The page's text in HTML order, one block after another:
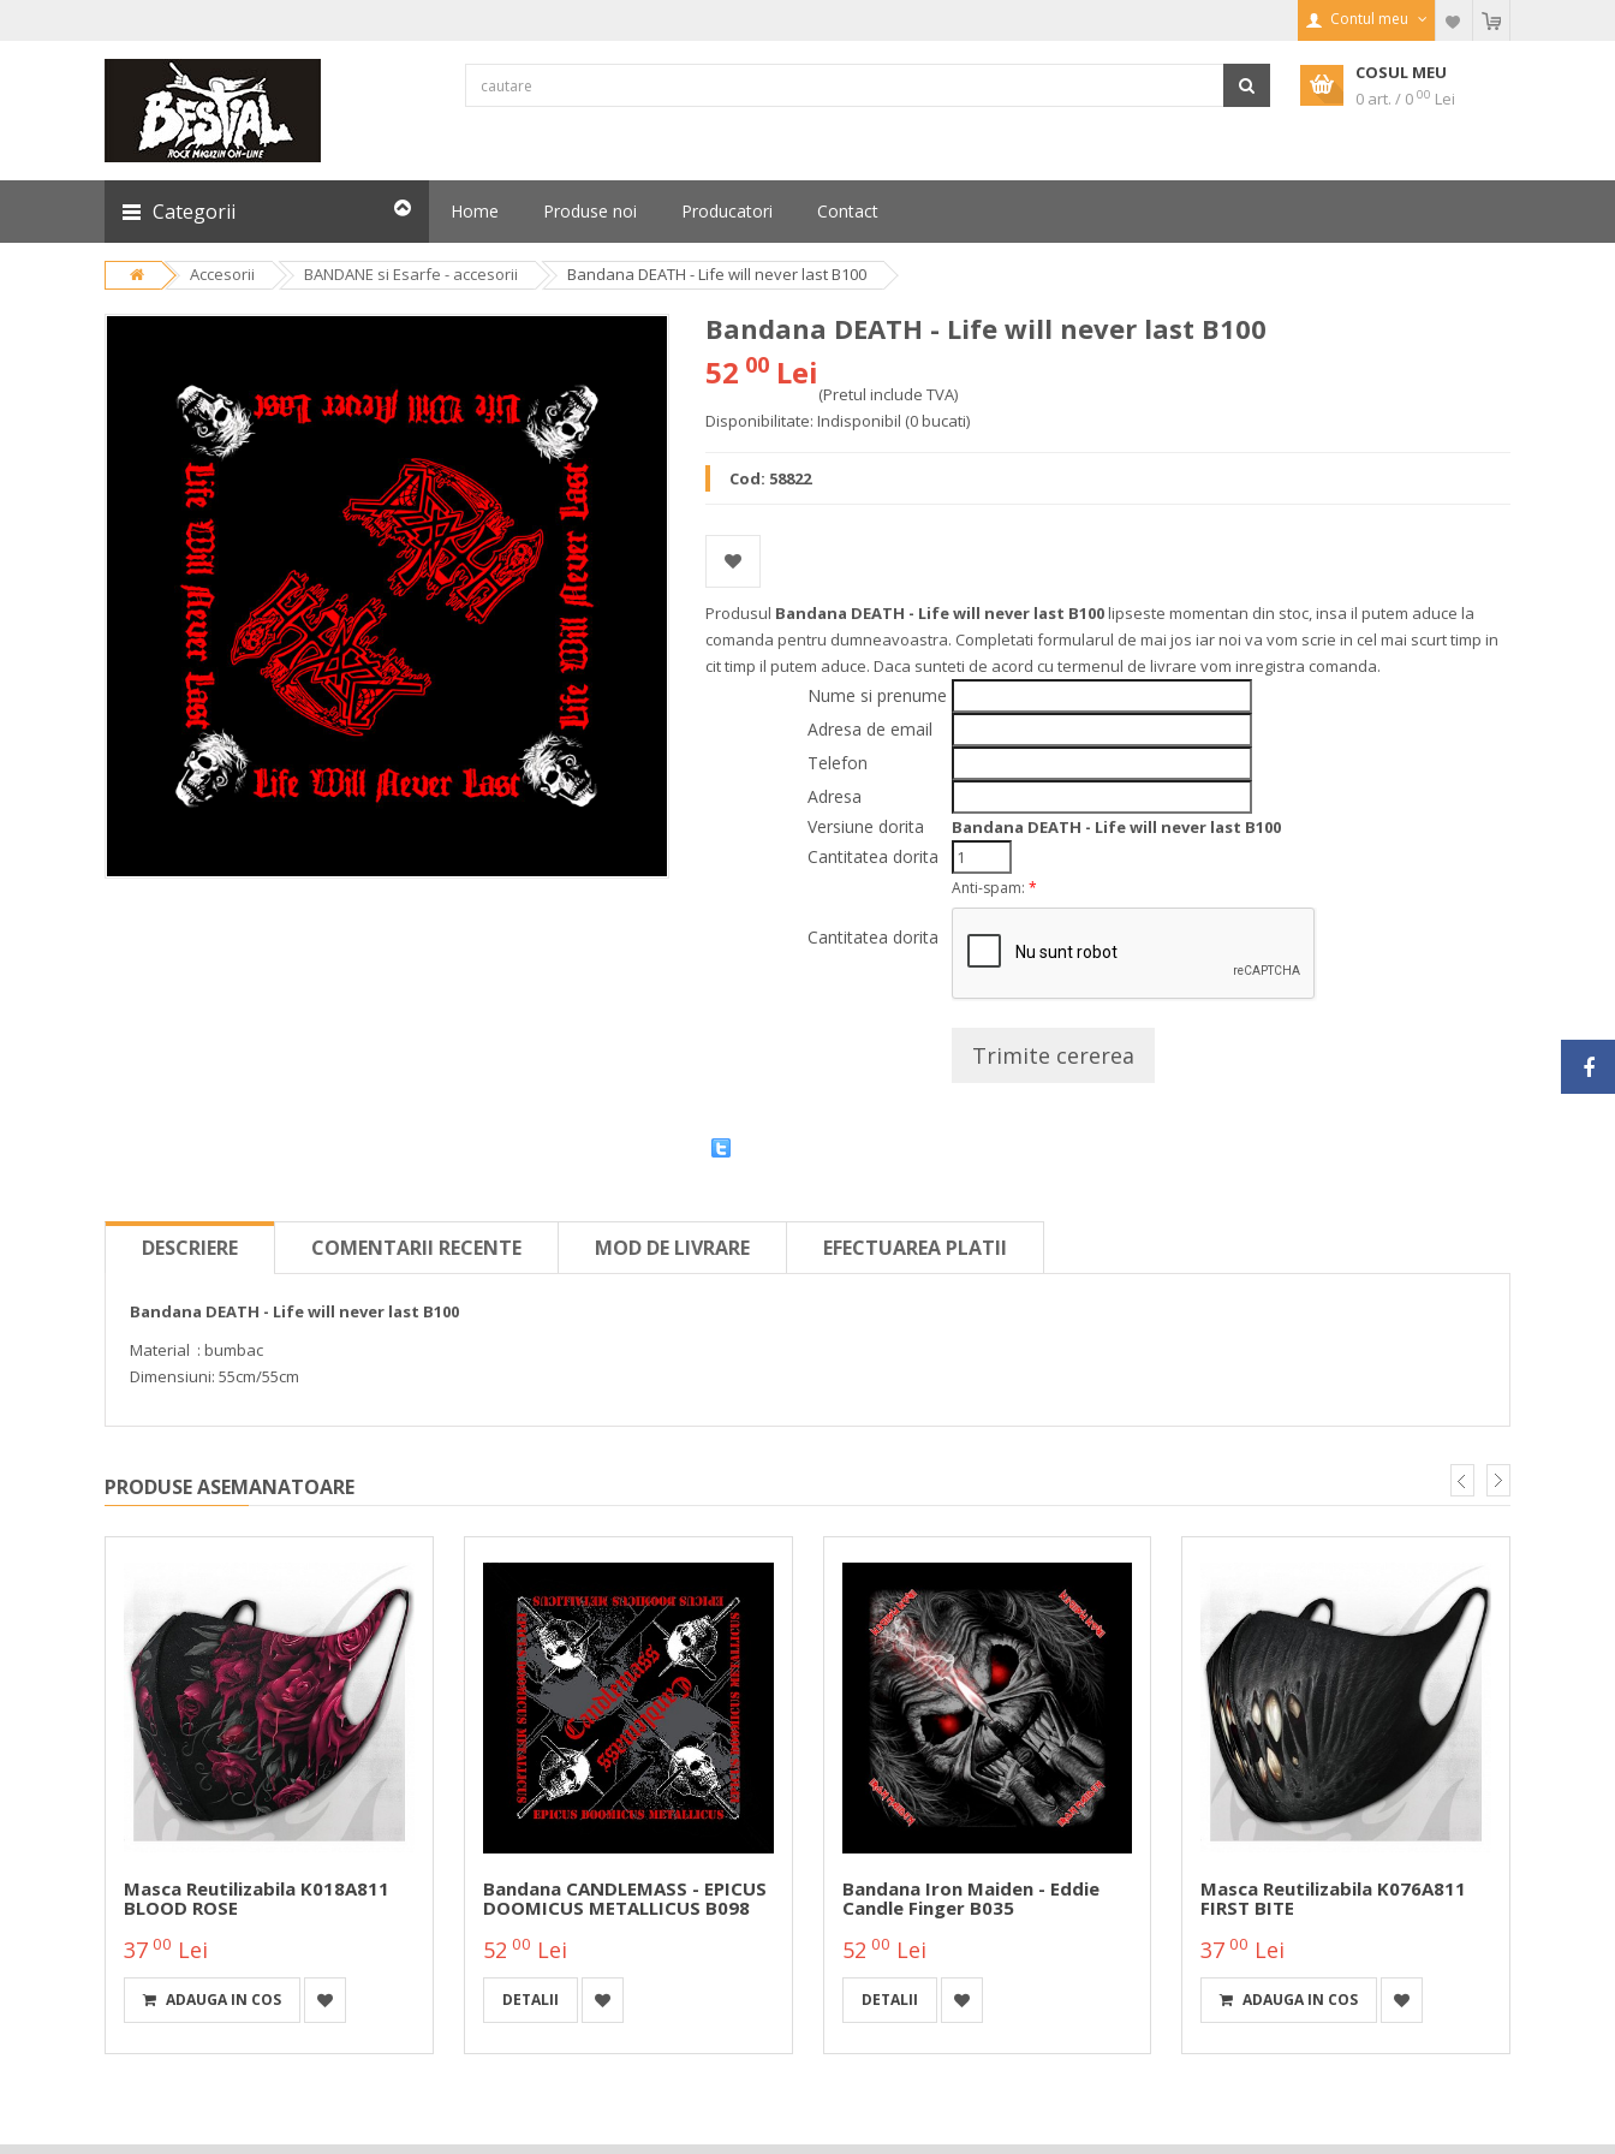
Contul meu
COSUL MEU
0 art. / 0 00 Lei
Categorii Home Produse noi Producatori Contact
Accesorii BANDANE si Esarfe - accesorii Bandana DEATH - Life will never last B100
Bandana DEATH - Life will never last B100
52 00 Lei
(Pretul include TVA)
Disponibilitate: Indisponibil (0 bucati)
Cod: 58822
Produsul Bandana DEATH - Life will never last B100lipseste momentan din stoc, insa il putem aduce la
comanda pentru dumneavoastra. Completati formularul de mai jos iar noi va vom scrie in cel mai scurt timp in
cit timp il putem aduce. Daca sunteti de acord cu termenul de livrare vom inregistra comanda.
Nume si prenume
Adresa de email
Telefon
Adresa
Versiune dorita
Bandana DEATH - Life will never last B100
Cantitatea dorita
Cantitatea dorita
Anti-spam: *
Trimite cererea
DESCRIERE COMENTARII RECENTE MOD DE LIVRARE EFECTUAREA PLATII
Bandana DEATH - Life will never last B100
Material : bumbac
Dimensiuni: 55cm/55cm
PRODUSE ASEMANATOARE
Masca Reutilizabila K018A811
BLOOD ROSE
37 00 Lei
ADAUGA IN COS
Bandana CANDLEMASS - EPICUS
DOOMICUS METALLICUS B098
52 00 Lei
DETALII
Bandana Iron Maiden - Eddie
Candle Finger B035
52 00 Lei
DETALII
Masca Reutilizabila K076A811
FIRST BITE
37 00 Lei
ADAUGA IN COS